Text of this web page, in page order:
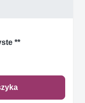
**